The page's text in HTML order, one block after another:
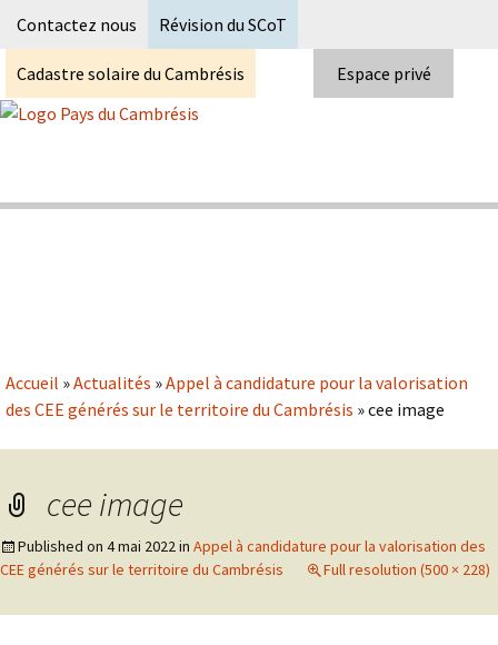
Contactez nous Révision du SCoT
Cadastre solaire du Cambrésis Espace privé
Accueil »Actualités »Appel à candidature pour la valorisation
des CEE générés sur le territoire du Cambrésis »cee image
cee image
Published on 4 mai 2022in Appel à candidature pour la valorisation des
CEE générés sur le territoire du Cambrésis
Full resolution (500 × 228)